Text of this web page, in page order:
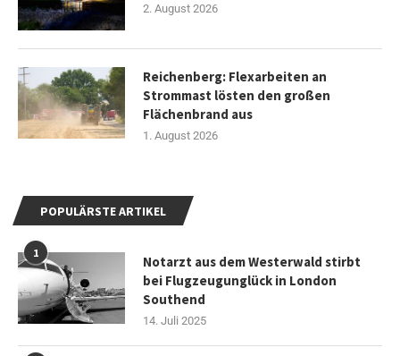
2. August 2026
Reichenberg: Flexarbeiten an
Strommast lösten den großen
Flächenbrand aus
1. August 2026
POPULÄRSTE ARTIKEL
1
Notarzt aus dem Westerwald stirbt
bei Flugzeugunglück in London
Southend
14. Juli 2025